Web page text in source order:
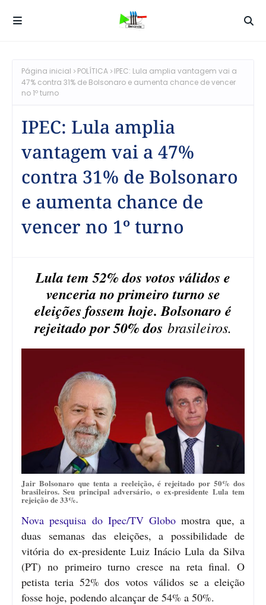
Página inicial POLÍTICA
IPEC: Lula amplia vantagem vai a
47% contra 31% de Bolsonaro e aumenta chance de vencer
no 1º turno
IPEC: Lula amplia
vantagem vai a 47%
contra 31% de Bolsonaro
e aumenta chance de
vencer no 1º turno
Lula tem 52% dos votos válidos e
venceria no primeiro turno se
eleições fossem hoje. Bolsonaro é
rejeitado por 50% dos brasileiros.
Jair Bolsonaro que tenta a reeleição, é rejeitado por 50% dos
brasileiros. Seu principal adversário, o ex-presidente Lula tem
rejeição de 33%.
Nova pesquisa do Ipec/TV Globomostra que, a
duas semanas das eleições, a possibilidade de
vitória do ex-presidente Luiz Inácio Lula da Silva
(PT) no primeiro turno cresce na reta final. O
petista teria 52% dos votos válidos se a eleição
fosse hoje, podendo alcançar de 54% a 50%.